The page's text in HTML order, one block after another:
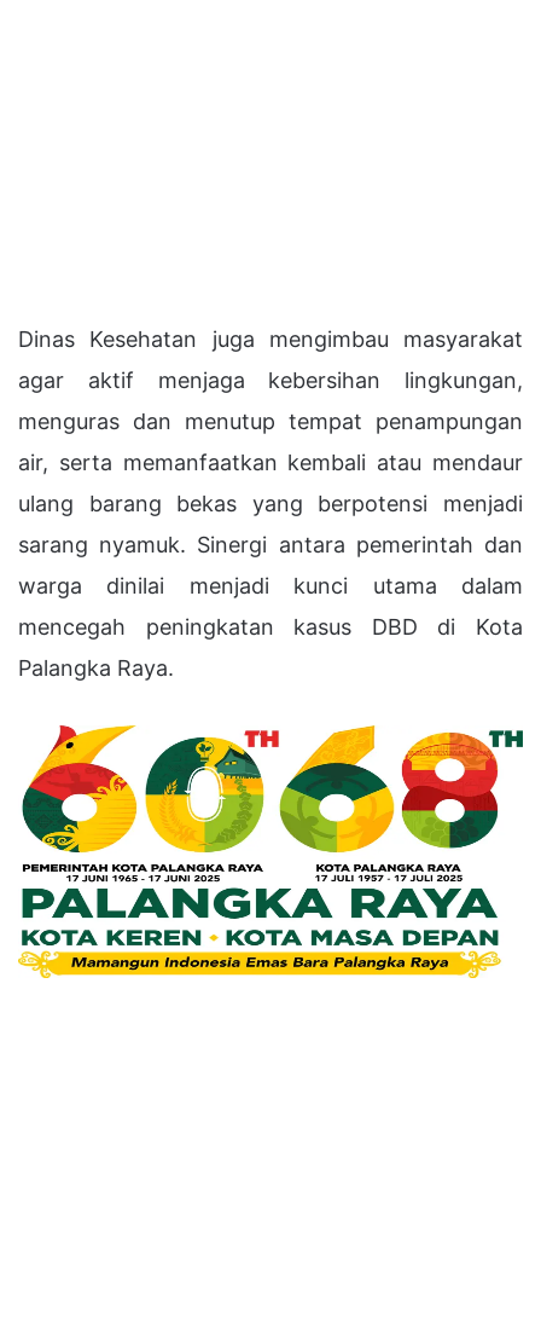
Dinas Kesehatan juga mengimbau masyarakat
agar aktif menjaga kebersihan lingkungan,
menguras dan menutup tempat penampungan
air, serta memanfaatkan kembali atau mendaur
ulang barang bekas yang berpotensi menjadi
sarang nyamuk. Sinergi antara pemerintah dan
warga dinilai menjadi kunci utama dalam
mencegah peningkatan kasus DBD di Kota
Palangka Raya.